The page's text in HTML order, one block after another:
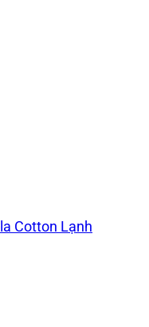
Cotton Lạnh